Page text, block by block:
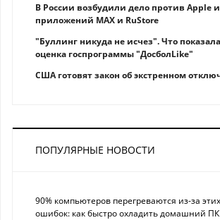
В России возбудили дело против Apple
приложений MAX и RuStore
"Буллинг никуда не исчез". Что
оценка госпрограммы "ДосболLike"
США готовят закон об экстренном
ПОПУЛЯРНЫЕ НОВОСТИ
90% компьютеров перегреваются из-за
ошибок: как быстро охладить домашний ПК